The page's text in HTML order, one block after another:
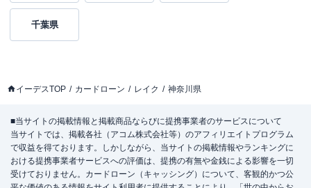
千葉県
イーデスTOP カードローン レイク 神奈川県
■当サイトの掲載情報と掲載商品ならびに提携事業者のサービスについて
当サイトでは、掲載各社（アコム株式会社等）のアフィリエイトプログラム
で収益を得ております。しかしながら、当サイトの掲載情報やランキングに
おける提携事業者サービスへの評価は、提携の有無や金銭による影響を一切
受けておりません。カードローン（キャッシング）について、客観的かつ公